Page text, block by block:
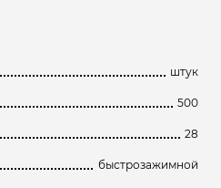
штук
500
28
быстрозажимной